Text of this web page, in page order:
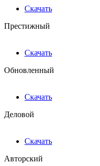
Скачать
Престижный
Скачать
Обновленный
Скачать
Деловой
Скачать
Авторский